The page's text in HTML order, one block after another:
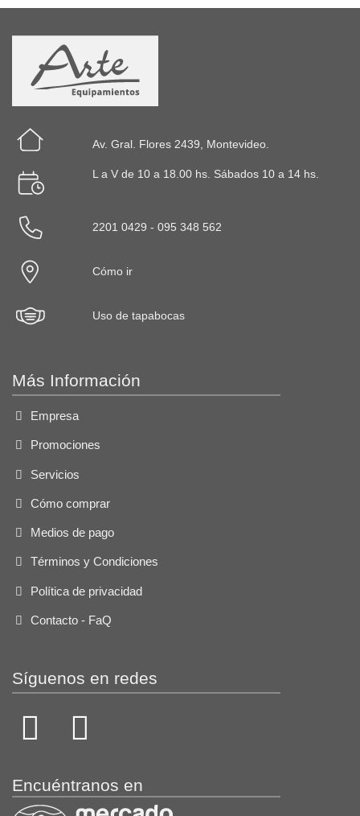
Av. Gral. Flores 2439, Montevideo.
L a V de 10 a 18.00 hs. Sábados 10 a 14 hs.
2201 0429 - 095 348 562
Cómo ir
Uso de tapabocas
Más Información
Empresa
Promociones
Servicios
Cómo comprar
Medios de pago
Términos y Condiciones
Política de privacidad
Contacto - FaQ
Síguenos en redes
Encuéntranos en